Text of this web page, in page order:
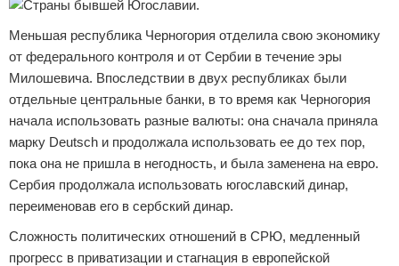
Меньшая республика Черногория отделила свою экономику
от федерального контроля и от Сербии в течение эры
Милошевича. Впоследствии в двух республиках были
отдельные центральные банки, в то время как Черногория
начала использовать разные валюты: она сначала приняла
марку Deutsch и продолжала использовать ее до тех пор,
пока она не пришла в негодность, и была заменена на евро.
Сербия продолжала использовать югославский динар,
переименовав его в сербский динар.
Сложность политических отношений в СРЮ, медленный
прогресс в приватизации и стагнация в европейской